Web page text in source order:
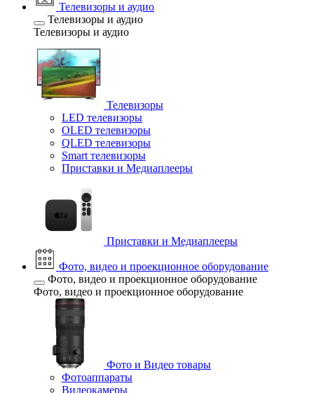
Телевизоры и аудио
Телевизоры и аудио
Телевизоры и аудио
Телевизоры
LED телевизоры
OLED телевизоры
QLED телевизоры
Smart телевизоры
Приставки и Медиаплееры
Приставки и Медиаплееры
Фото, видео и проекционное оборудование
Фото, видео и проекционное оборудование
Фото, видео и проекционное оборудование
Фото и Видео товары
Фотоаппараты
Видеокамеры